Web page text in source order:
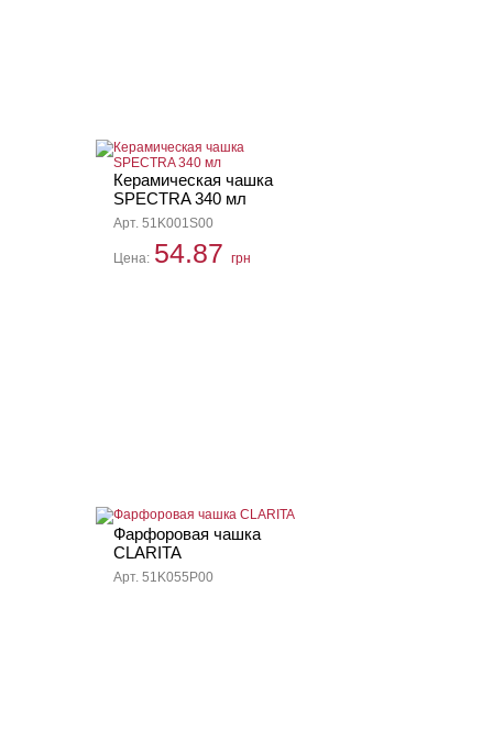
Керамическая чашка
SPECTRA 340 мл
Арт. 51K001S00
Цена: 54.87 грн
Фарфоровая чашка
CLARITA
Арт. 51K055P00